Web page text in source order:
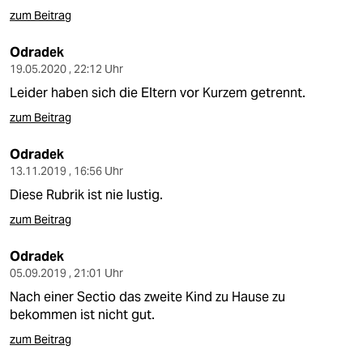
zum Beitrag
Odradek
19.05.2020 , 22:12 Uhr
Leider haben sich die Eltern vor Kurzem getrennt.
zum Beitrag
Odradek
13.11.2019 , 16:56 Uhr
Diese Rubrik ist nie lustig.
zum Beitrag
Odradek
05.09.2019 , 21:01 Uhr
Nach einer Sectio das zweite Kind zu Hause zu
bekommen ist nicht gut.
zum Beitrag